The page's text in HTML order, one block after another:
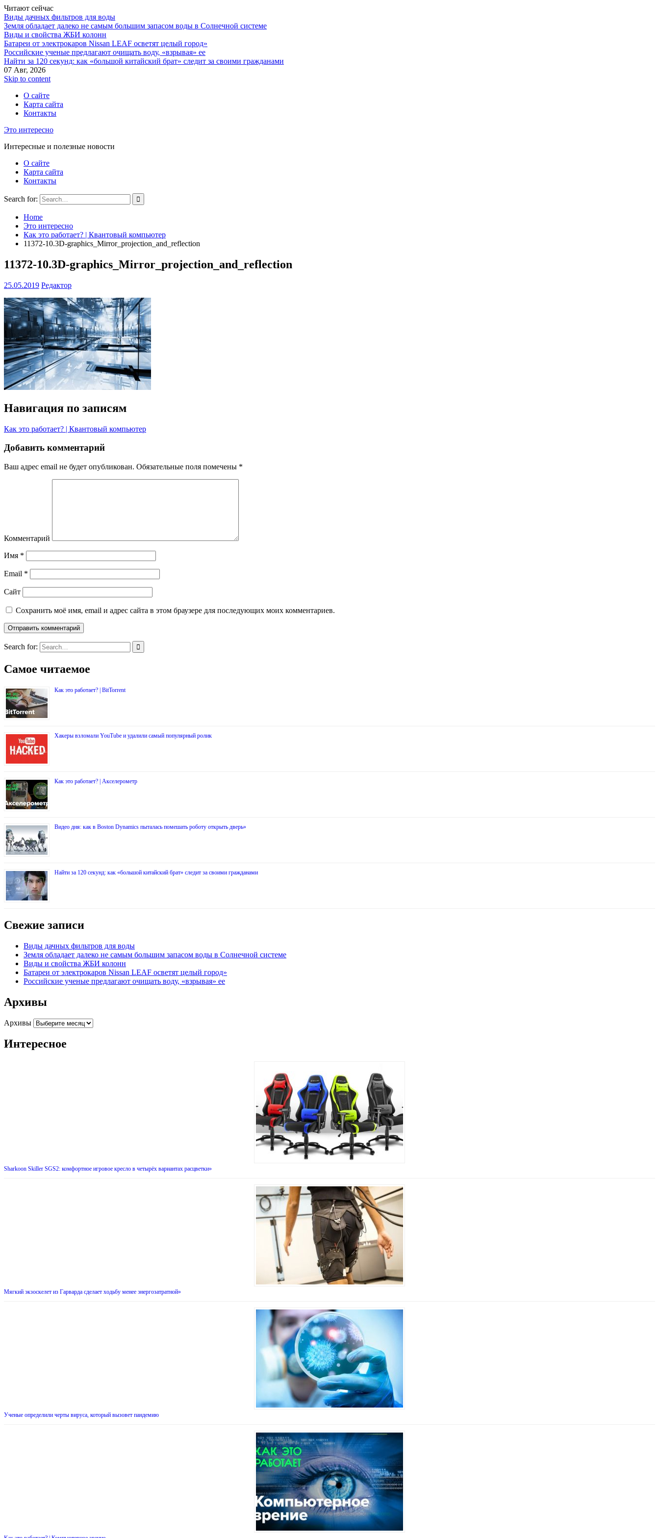
Читают сейчас
Виды дачных фильтров для воды
Земля обладает далеко не самым большим запасом воды в Солнечной системе
Виды и свойства ЖБИ колонн
Батареи от электрокаров Nissan LEAF осветят целый город»
Российские ученые предлагают очищать воду, «взрывая» ее
Найти за 120 секунд: как «большой китайский брат» следит за своими гражданами
07 Авг, 2026
Skip to content
О сайте
Карта сайта
Контакты
Это интересно
Интересные и полезные новости
О сайте
Карта сайта
Контакты
Search for:
Home
Это интересно
Как это работает? | Квантовый компьютер
11372-10.3D-graphics_Mirror_projection_and_reflection
11372-10.3D-graphics_Mirror_projection_and_reflection
25.05.2019 Редактор
Навигация по записям
Как это работает? | Квантовый компьютер
Добавить комментарий
Ваш адрес email не будет опубликован. Обязательные поля помечены *
Комментарий
Имя *
Email *
Сайт
Сохранить моё имя, email и адрес сайта в этом браузере для последующих моих комментариев.
Search for:
Самое читаемое
Как это работает? | BitTorrent
Хакеры взломали YouTube и удалили самый популярный ролик
Как это работает? | Акселерометр
Видео дня: как в Boston Dynamics пыталась помешать роботу открыть дверь»
Найти за 120 секунд: как «большой китайский брат» следит за своими гражданами
Свежие записи
Виды дачных фильтров для воды
Земля обладает далеко не самым большим запасом воды в Солнечной системе
Виды и свойства ЖБИ колонн
Батареи от электрокаров Nissan LEAF осветят целый город»
Российские ученые предлагают очищать воду, «взрывая» ее
Архивы
Архивы
Интересное
Sharkoon Skiller SGS2: комфортное игровое кресло в четырёх вариантах расцветки»
Мягкий экзоскелет из Гарварда сделает ходьбу менее энергозатратной»
Ученые определили черты вируса, который вызовет пандемию